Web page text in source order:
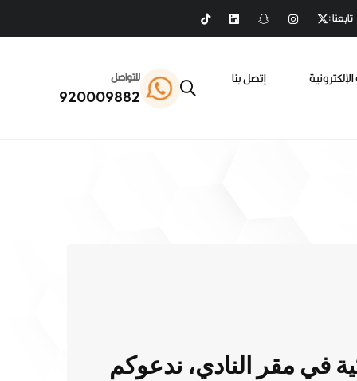
تابعنا :
إتصل بنا
للتواصل
920009882
في مقر النادي، ندعوكم